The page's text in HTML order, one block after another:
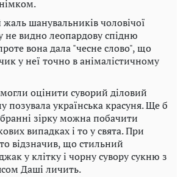
шанувальників чоловічої
не видно леопардову спідню
вона дала "чесне слово", що
у неї точно в анімалістичному
оцінити суворий діловий
позувала українська красуня. Ще б
зірку можна побачити
випадках і то у свята. При
відзначив, що стильний
у клітку і чорну сувору сукню з
Даші личить.